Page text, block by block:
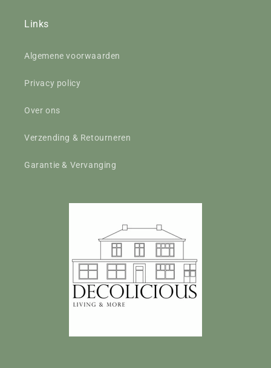
Links
Algemene voorwaarden
Privacy policy
Over ons
Verzending & Retourneren
Garantie & Vervanging